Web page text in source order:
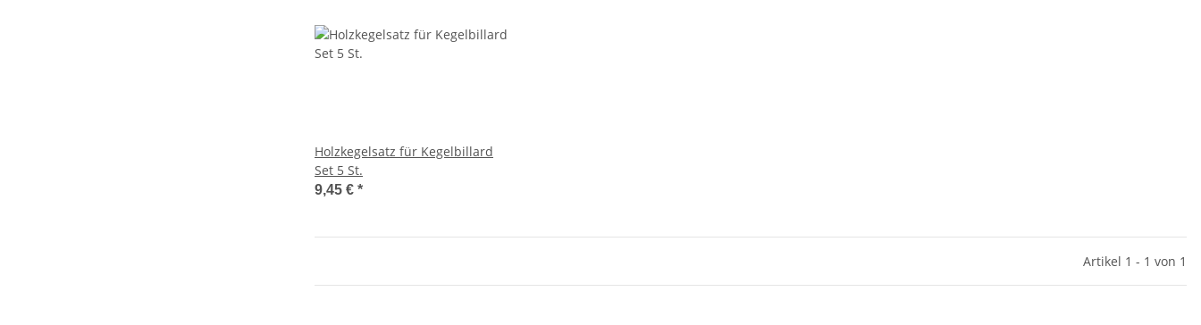
Holzkegelsatz für Kegelbillard
Set 5 St.
9,45 € *
Artikel 1 - 1 von 1